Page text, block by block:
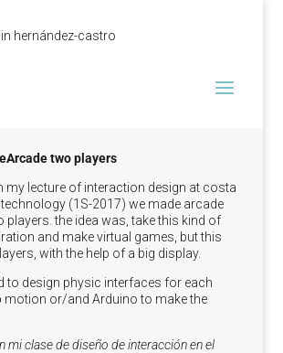
hernández-castro
two players
my lecture of interaction design at costa
(1S-2017) we made arcade
players. the idea was, take this kind of
and make virtual games, but this
with the help of a big display.
to design physic interfaces for each
motion or/and Arduino to make the
mi clase de diseño de interacción en el